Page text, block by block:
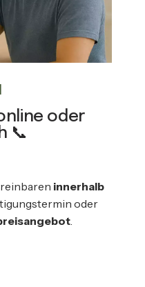
oder
📞
innerhalb
oder
.